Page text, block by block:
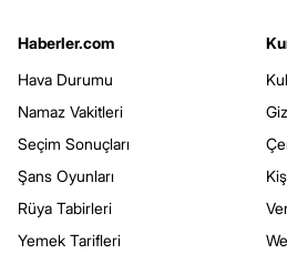
Haberler.com
Hava Durumu
Namaz Vakitleri
Seçim Sonuçları
Şans Oyunları
Rüya Tabirleri
Yemek Tarifleri